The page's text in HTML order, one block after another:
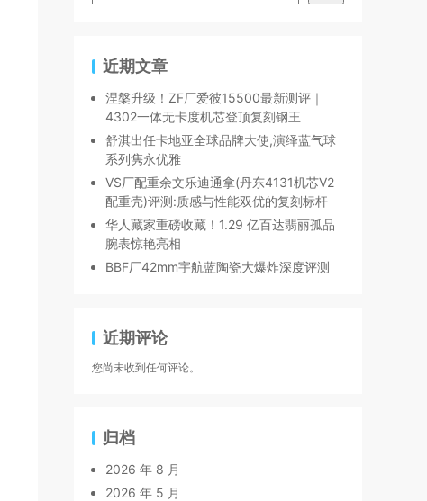
近期文章
涅槃升级！ZF厂爱彼15500最新测评｜
4302一体无卡度机芯登顶复刻钢王
舒淇出任卡地亚全球品牌大使,演绎蓝气球
系列隽永优雅
VS厂配重余文乐迪通拿(丹东4131机芯V2
配重壳)评测:质感与性能双优的复刻标杆
华人藏家重磅收藏！1.29 亿百达翡丽孤品
腕表惊艳亮相
BBF厂42mm宇航蓝陶瓷大爆炸深度评测
近期评论
您尚未收到任何评论。
归档
2026 年 8 月
2026 年 5 月